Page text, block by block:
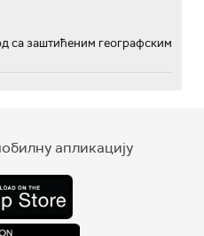
са заштићеним географским
апликацију